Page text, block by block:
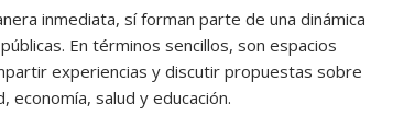
inmediata, sí forman parte de una dinámica
En términos sencillos, son espacios
experiencias y discutir propuestas sobre
economía, salud y educación.